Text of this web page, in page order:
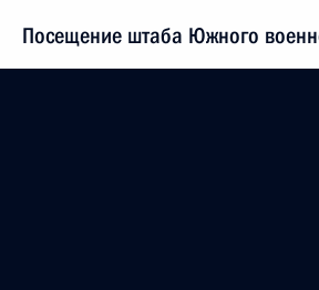
Посещение штаба Южного
10 ноября 2023 года, 03:15